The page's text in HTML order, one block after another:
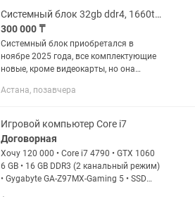
за него деньги...
Системный блок 32gb ddr4, 1660ti tuf gaming, r5 5600x
300 000 ₸
Системный блок приобретался в
ноябре 2025 года, все комплектующие
новые, кроме видеокарты, но она
тесты приложены в фото, видеокарта
Астана, позавчера
Игровой компьютер Core i7
Договорная
Хочу 120 000 • Core i7 4790 • GTX 1060
6 GB • 16 GB DDR3 (2 канальный режим)
• Gygabyte GA-Z97MX-Gaming 5 • SSD